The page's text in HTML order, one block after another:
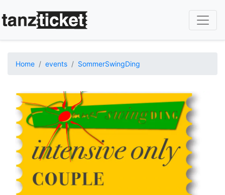
content
Home events SommerSwingDing
Image